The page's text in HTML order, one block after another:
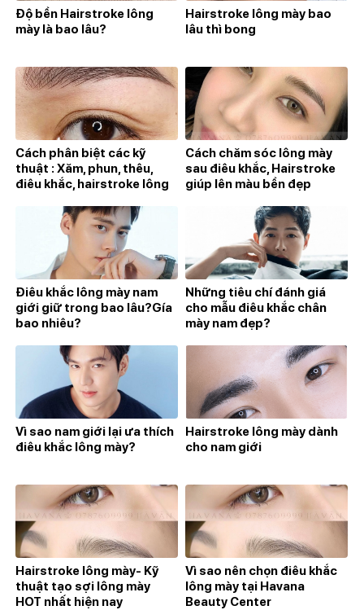
Độ bền Hairstroke lông
mày là bao lâu?
Hairstroke lông mày bao
lâu thì bong
Cách phân biệt các kỹ
thuật : Xăm, phun, thêu,
điêu khắc, hairstroke lông
Cách chăm sóc lông mày
sau điêu khắc, Hairstroke
giúp lên màu bền đẹp
Điêu khắc lông mày nam
giới giữ trong bao lâu?Gía
bao nhiêu?
Những tiêu chí đánh giá
cho mẫu điêu khắc chân
mày nam đẹp?
Vì sao nam giới lại ưa thích
điêu khắc lông mày?
Hairstroke lông mày dành
cho nam giới
Hairstroke lông mày- Kỹ
thuật tạo sợi lông mày
HOT nhất hiện nay
Vì sao nên chọn điêu khắc
lông mày tại Havana
Beauty Center